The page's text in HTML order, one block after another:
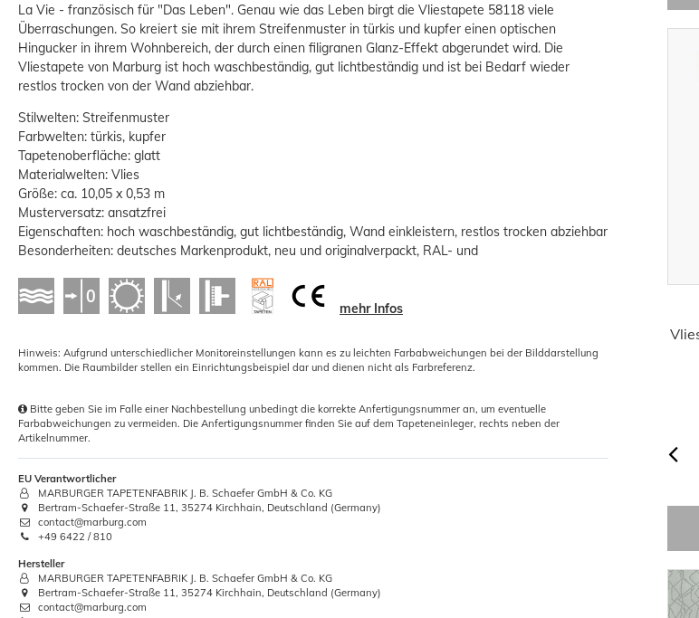
La Vie - französisch für "Das Leben". Genau wie das Leben birgt die Vliestapete 58118 viele
Überraschungen. So kreiert sie mit ihrem Streifenmuster in türkis und kupfer einen optischen
Hingucker in ihrem Wohnbereich, der durch einen filigranen Glanz-Effekt abgerundet wird. Die
Vliestapete von Marburg ist hoch waschbeständig, gut lichtbeständig und ist bei Bedarf wieder
restlos trocken von der Wand abziehbar.
Stilwelten: Streifenmuster
Farbwelten: türkis, kupfer
Tapetenoberfläche: glatt
Materialwelten: Vlies
Größe: ca. 10,05 x 0,53 m
Musterversatz: ansatzfrei
Eigenschaften: hoch waschbeständig, gut lichtbeständig, Wand einkleistern, restlos trocken abziehbar
Besonderheiten: deutsches Markenprodukt, neu und originalverpackt, RAL- und
mehr Infos
Hinweis: Aufgrund unterschiedlicher Monitoreinstellungen kann es zu leichten Farbabweichungen bei der Bilddarstellung
kommen. Die Raumbilder stellen ein Einrichtungsbeispiel dar und dienen nicht als Farbreferenz.
Bitte geben Sie im Falle einer Nachbestellung unbedingt die korrekte Anfertigungsnummer an, um eventuelle
Farbabweichungen zu vermeiden. Die Anfertigungsnummer finden Sie auf dem Tapeteneinleger, rechts neben der
Artikelnummer.
EU Verantwortlicher
MARBURGER TAPETENFABRIK J. B. Schaefer GmbH & Co. KG
Bertram-Schaefer-Straße 11, 35274 Kirchhain, Deutschland (Germany)
contact@marburg.com
+49 6422 / 810
Hersteller
MARBURGER TAPETENFABRIK J. B. Schaefer GmbH & Co. KG
Bertram-Schaefer-Straße 11, 35274 Kirchhain, Deutschland (Germany)
contact@marburg.com
Walze 4,5cm
Grundpreis: 1,41 € / Stück
langer Klinge 28cm
Grundpreis: 6,46 € / Stück